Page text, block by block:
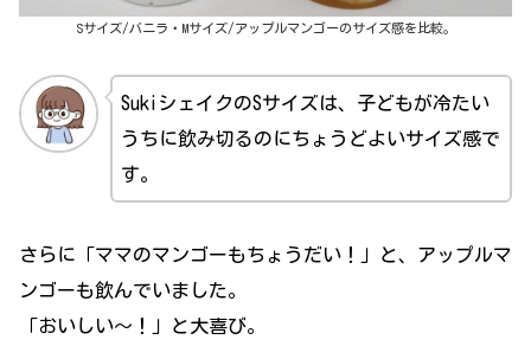
Sサイズ/バニラ・Mサイズ/アップルマンゴーのサイズ感を比較。
SukiシェイクのSサイズは、子どもが冷たい
うちに飲み切るのにちょうどよいサイズ感で
す。
さらに「ママのマンゴーもちょうだい！」と、アップルマ
ンゴーも飲んでいました。
「おいしい～！」と大喜び。